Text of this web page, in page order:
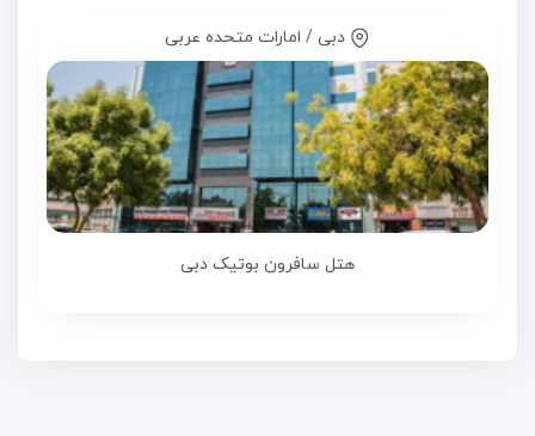
دبی / امارات متحده عربی
هتل سافرون بوتیک دبی